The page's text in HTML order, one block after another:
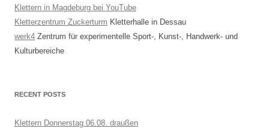
Klettern in Magdeburg bei YouTube
Kletterzentrum Zuckerturm Kletterhalle in Dessau
werk4 Zentrum für experimentelle Sport-, Kunst-, Handwerk- und
Kulturbereiche
RECENT POSTS
Klettern Donnerstag 06.08. draußen